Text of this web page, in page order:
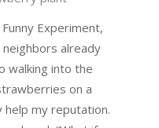
Experiment,
already
walking into the
on a
help my reputation.